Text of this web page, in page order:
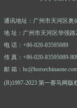
通讯地址：广州市天河区奥
地 址：广州市天河区华强路
电 话：+86-020-83595089
传 真：+86-020-83595089-
邮 箱：
(R)1997-2023 第一赛马网版